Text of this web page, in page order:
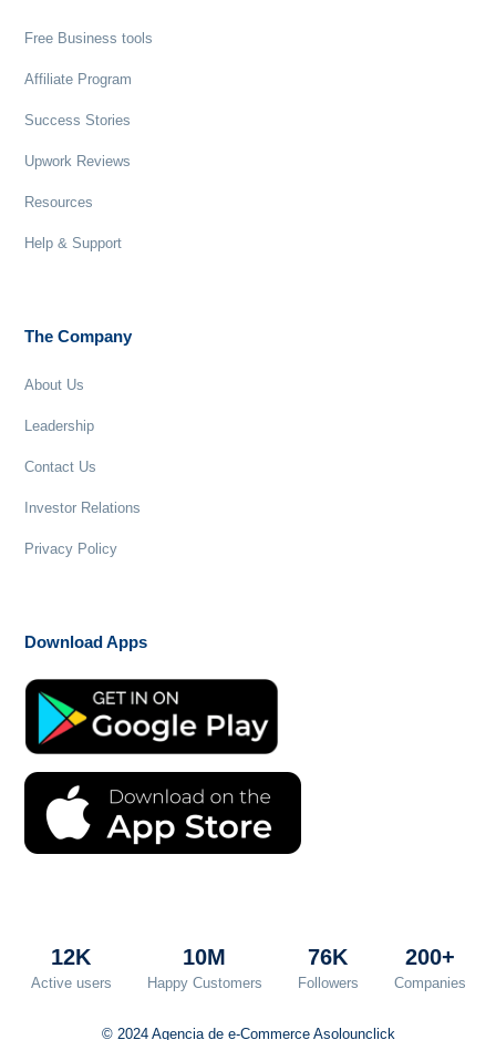
Free Business tools
Affiliate Program
Success Stories
Upwork Reviews
Resources
Help & Support
The Company
About Us
Leadership
Contact Us
Investor Relations
Privacy Policy
Download Apps
© 2024 Agencia de e-Commerce Asolounclick
12K
Active users
10M
Happy Customers
76K
Followers
200+
Companies